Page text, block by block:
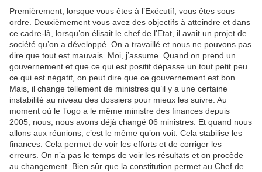
Premièrement, lorsque vous êtes à l’Exécutif, vous êtes sous
ordre. Deuxièmement vous avez des objectifs à atteindre et dans
ce cadre-là, lorsqu’on élisait le chef de l’Etat, il avait un projet de
société qu’on a développé. On a travaillé et nous ne pouvons pas
dire que tout est mauvais. Moi, j’assume. Quand on prend un
gouvernement et que ce qui est positif dépasse un tout petit peu
ce qui est négatif, on peut dire que ce gouvernement est bon.
Mais, il change tellement de ministres qu’il y a une certaine
instabilité au niveau des dossiers pour mieux les suivre. Au
moment où le Togo a le même ministre des finances depuis
2005, nous, nous avons déjà changé 06 ministres. Et quand nous
allons aux réunions, c’est le même qu’on voit. Cela stabilise les
finances. Cela permet de voir les efforts et de corriger les
erreurs. On n’a pas le temps de voir les résultats et on procède
au changement. Bien sûr que la constitution permet au Chef de